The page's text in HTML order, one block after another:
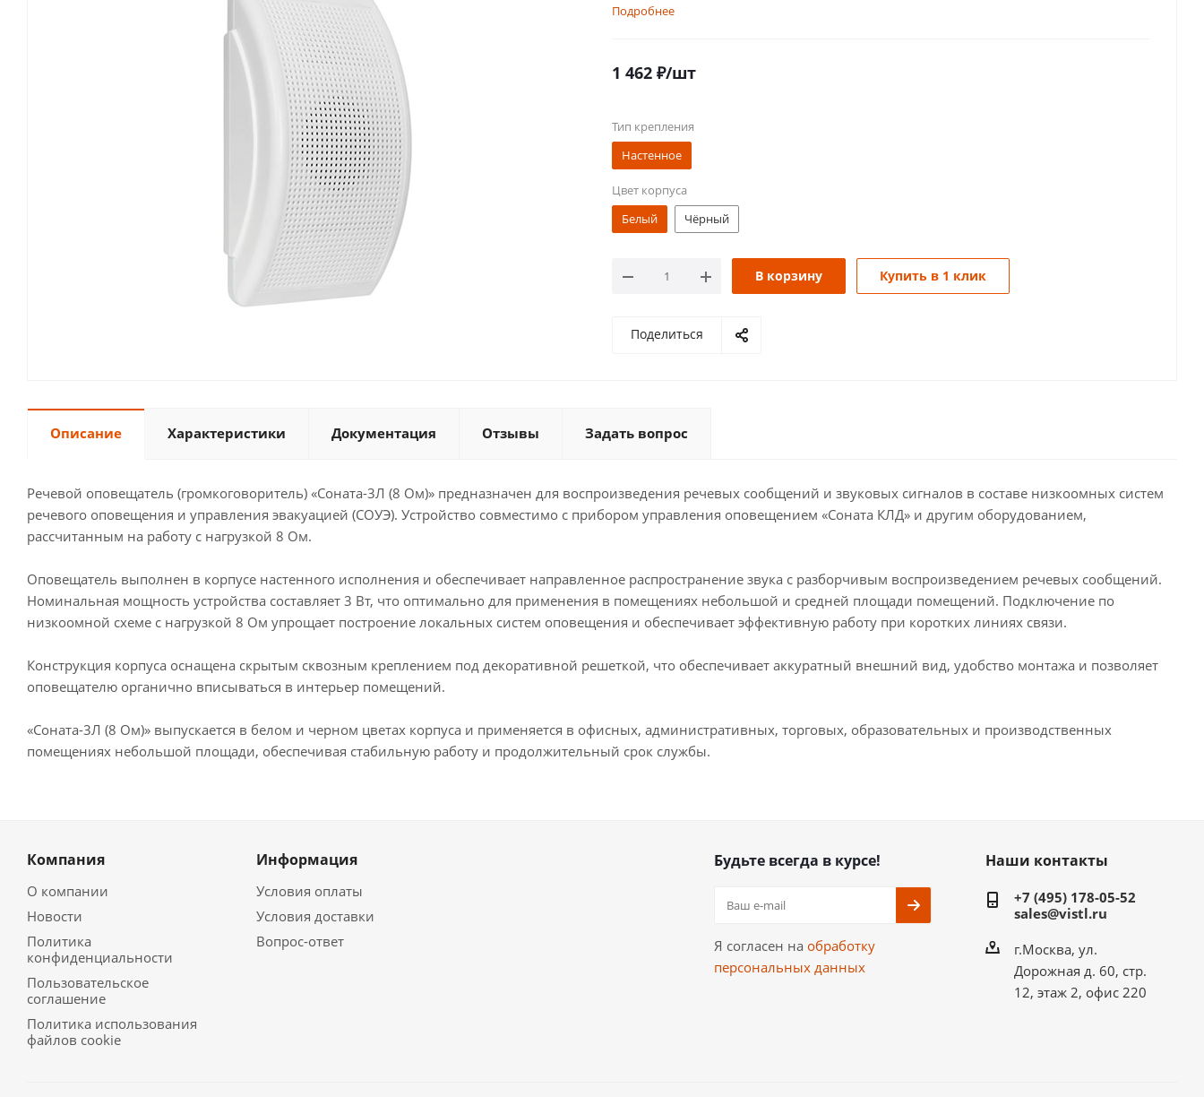
Подробнее
1 462 ₽/шт
Тип крепления
Настенное
Цвет корпуса
Белый
Чёрный
В корзину Купить в 1 клик
Поделиться
Описание Характеристики Документация Отзывы Задать вопрос
Речевой оповещатель (громкоговоритель) «Соната-3Л (8 Ом)» предназначен для воспроизведения речевых сообщений и звуковых сигналов в составе низкоомных систем
речевого оповещения и управления эвакуацией (СОУЭ). Устройство совместимо с прибором управления оповещением «Соната КЛД» и другим оборудованием,
рассчитанным на работу с нагрузкой 8 Ом.
Оповещатель выполнен в корпусе настенного исполнения и обеспечивает направленное распространение звука с разборчивым воспроизведением речевых сообщений.
Номинальная мощность устройства составляет 3 Вт, что оптимально для применения в помещениях небольшой и средней площади помещений. Подключение по
низкоомной схеме с нагрузкой 8 Ом упрощает построение локальных систем оповещения и обеспечивает эффективную работу при коротких линиях связи.
Конструкция корпуса оснащена скрытым сквозным креплением под декоративной решеткой, что обеспечивает аккуратный внешний вид, удобство монтажа и позволяет
оповещателю органично вписываться в интерьер помещений.
«Соната-3Л (8 Ом)» выпускается в белом и черном цветах корпуса и применяется в офисных, административных, торговых, образовательных и производственных
помещениях небольшой площади, обеспечивая стабильную работу и продолжительный срок службы.
Компания
О компании
Новости
Политика
конфиденциальности
Пользовательское
соглашение
Политика использования
файлов cookie
Информация
Условия оплаты
Условия доставки
Вопрос-ответ
Будьте всегда в курсе!
Я согласен на обработку
персональных данных
Наши контакты
+7 (495) 178-05-52
sales@vistl.ru
г.Москва, ул.
Дорожная д. 60, стр.
12, этаж 2, офис 220